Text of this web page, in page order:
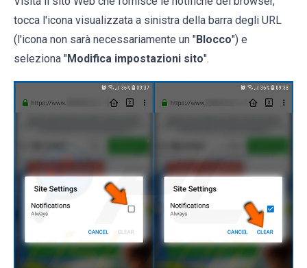
tocca l'icona visualizzata a sinistra della barra degli URL
(l'icona non sarà necessariamente un "Blocco") e
seleziona "Modifica impostazioni sito".